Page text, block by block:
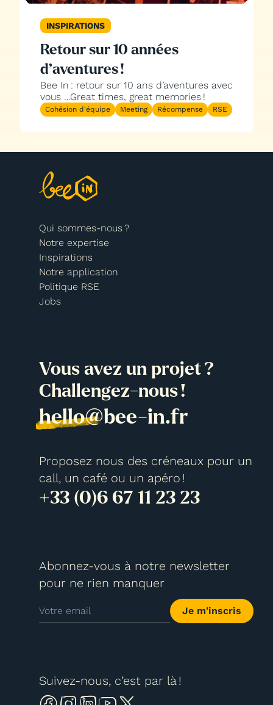
INSPIRATIONS
Retour sur 10 années
d’aventures !
Bee In : retour sur 10 ans d’aventures avec
vous …Great times, great memories !
Cohésion d'équipe Meeting Récompense RSE
Qui sommes-nous ?
Notre expertise
Inspirations
Notre application
Politique RSE
Jobs
Vous avez un projet ?
Challengez-nous !
hello@bee-in.fr
Proposez nous des créneaux pour un
call, un café ou un apéro !
+33 (0)6 67 11 23 23
Abonnez-vous à notre newsletter
pour ne rien manquer
Je m'inscris
Suivez-nous, c’est par là !